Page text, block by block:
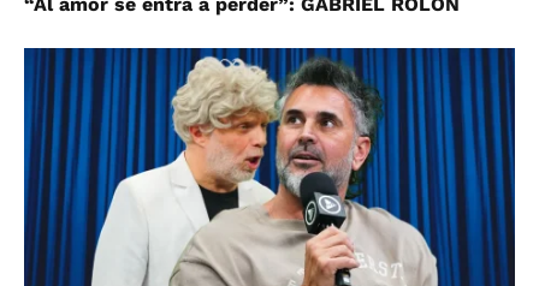
“Al amor se entra a perder”: GABRIEL ROLÓN